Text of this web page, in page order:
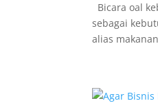
Bicara oal
sebagai
alias